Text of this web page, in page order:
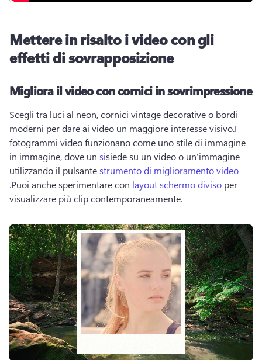
Mettere in risalto i video con gli
effetti di sovrapposizione
Migliora il video con cornici in sovrimpressione
Scegli tra luci al neon, cornici vintage decorative o bordi
moderni per dare ai video un maggiore interesse visivo.I
fotogrammi video funzionano come uno stile di immagine
in immagine, dove un sisiede su un video o un'immagine
utilizzando il pulsante strumento di miglioramento video
.Puoi anche sperimentare con layout schermo diviso per
visualizzare più clip contemporaneamente.